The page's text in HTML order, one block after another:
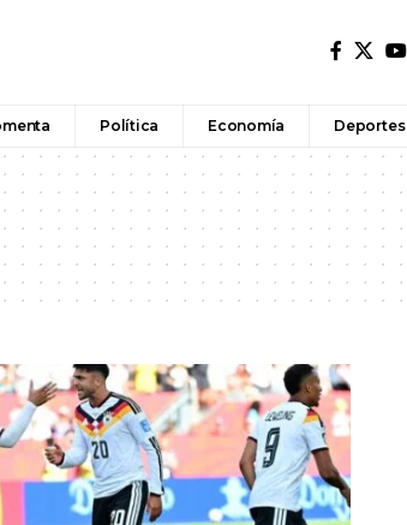
Política Economía Deportes